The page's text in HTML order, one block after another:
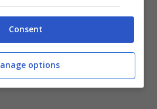
Consent
options